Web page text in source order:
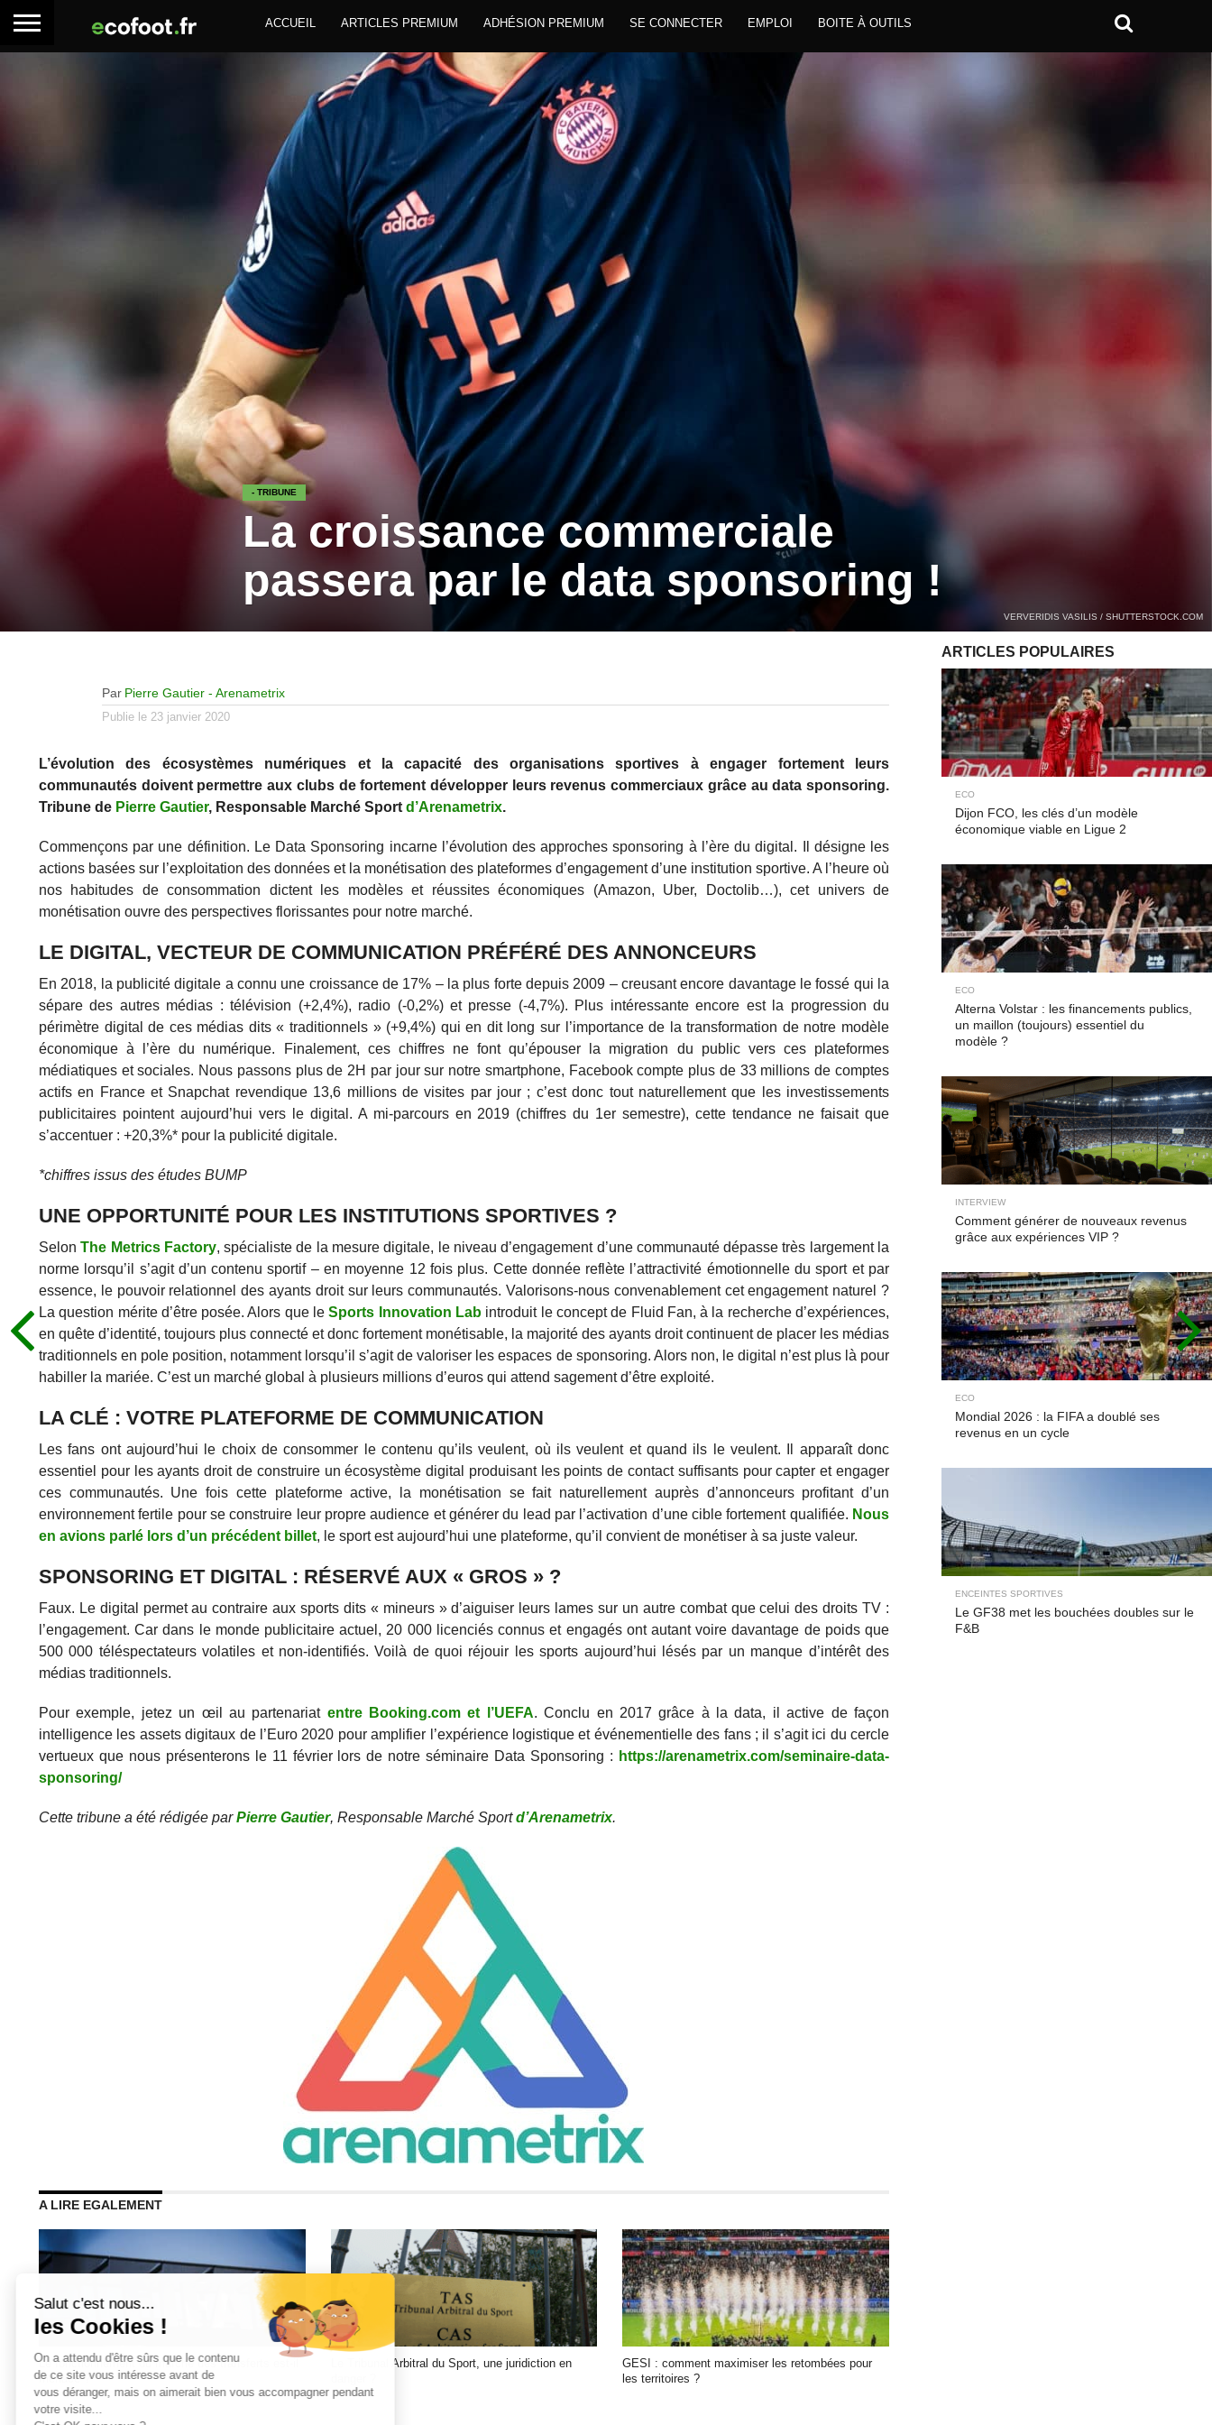
ACCUEIL ARTICLES PREMIUM ADHÉSION PREMIUM SE CONNECTER EMPLOI BOITE À OUTILS
- TRIBUNE
La croissance commerciale
passera par le data sponsoring !
VERVERIDIS VASILIS / SHUTTERSTOCK.COM
Par Pierre Gautier - Arenametrix
Publie le 23 janvier 2020
L’évolution des écosystèmes numériques et la capacité des organisations sportives à engager fortement leurs
communautés doivent permettre aux clubs de fortement développer leurs revenus commerciaux grâce au data sponsoring.
Tribune de Pierre Gautier, Responsable Marché Sport d’Arenametrix.
Commençons par une définition. Le Data Sponsoring incarne l’évolution des approches sponsoring à l’ère du digital. Il désigne les
actions basées sur l’exploitation des données et la monétisation des plateformes d’engagement d’une institution sportive. A l’heure où
nos habitudes de consommation dictent les modèles et réussites économiques (Amazon, Uber, Doctolib…), cet univers de
monétisation ouvre des perspectives florissantes pour notre marché.
LE DIGITAL, VECTEUR DE COMMUNICATION PRÉFÉRÉ DES ANNONCEURS
En 2018, la publicité digitale a connu une croissance de 17% – la plus forte depuis 2009 – creusant encore davantage le fossé qui la
sépare des autres médias : télévision (+2,4%), radio (-0,2%) et presse (-4,7%). Plus intéressante encore est la progression du
périmètre digital de ces médias dits « traditionnels » (+9,4%) qui en dit long sur l’importance de la transformation de notre modèle
économique à l’ère du numérique. Finalement, ces chiffres ne font qu’épouser la migration du public vers ces plateformes
médiatiques et sociales. Nous passons plus de 2H par jour sur notre smartphone, Facebook compte plus de 33 millions de comptes
actifs en France et Snapchat revendique 13,6 millions de visites par jour ; c’est donc tout naturellement que les investissements
publicitaires pointent aujourd’hui vers le digital. A mi-parcours en 2019 (chiffres du 1er semestre), cette tendance ne faisait que
s’accentuer : +20,3%* pour la publicité digitale.
*chiffres issus des études BUMP
UNE OPPORTUNITÉ POUR LES INSTITUTIONS SPORTIVES ?
SelonThe Metrics Factory, spécialiste de la mesure digitale, le niveau d’engagement d’une communauté dépasse très largement la
norme lorsqu’il s’agit d’un contenu sportif – en moyenne 12 fois plus. Cette donnée reflète l’attractivité émotionnelle du sport et par
essence, le pouvoir relationnel des ayants droit sur leurs communautés. Valorisons-nous convenablement cet engagement naturel ?
La question mérite d’être posée. Alors que leSports Innovation Lab introduit le concept de Fluid Fan, à la recherche d’expériences,
en quête d’identité, toujours plus connecté et donc fortement monétisable, la majorité des ayants droit continuent de placer les médias
traditionnels en pole position, notamment lorsqu’il s’agit de valoriser les espaces de sponsoring. Alors non, le digital n’est plus là pour
habiller la mariée. C’est un marché global à plusieurs millions d’euros qui attend sagement d’être exploité.
LA CLÉ : VOTRE PLATEFORME DE COMMUNICATION
Les fans ont aujourd’hui le choix de consommer le contenu qu’ils veulent, où ils veulent et quand ils le veulent. Il apparaît donc
essentiel pour les ayants droit de construire un écosystème digital produisant les points de contact suffisants pour capter et engager
ces communautés. Une fois cette plateforme active, la monétisation se fait naturellement auprès d’annonceurs profitant d’un
environnement fertile pour se construire leur propre audience et générer du lead par l’activation d’une cible fortement qualifiée. Nous
en avions parlé lors d’un précédent billet, le sport est aujourd’hui une plateforme, qu’il convient de monétiser à sa juste valeur.
SPONSORING ET DIGITAL : RÉSERVÉ AUX « GROS » ?
Faux. Le digital permet au contraire aux sports dits « mineurs » d’aiguiser leurs lames sur un autre combat que celui des droits TV :
l’engagement. Car dans le monde publicitaire actuel, 20 000 licenciés connus et engagés ont autant voire davantage de poids que
500 000 téléspectateurs volatiles et non-identifiés. Voilà de quoi réjouir les sports aujourd’hui lésés par un manque d’intérêt des
médias traditionnels.
Pour exemple, jetez un œil au partenariat entre Booking.com et l’UEFA. Conclu en 2017 grâce à la data, il active de façon
intelligence les assets digitaux de l’Euro 2020 pour amplifier l’expérience logistique et événementielle des fans ; il s’agit ici du cercle
vertueux que nous présenterons le 11 février lors de notre séminaire Data Sponsoring : https://arenametrix.com/seminaire-data-
sponsoring/
Cette tribune a été rédigée parPierre Gautier, Responsable Marché Sportd’Arenametrix.
A LIRE EGALEMENT
Le fonctionnement du marché des transferts est-il
menacé ?
Le Tribunal Arbitral du Sport, une juridiction en
GESI : comment maximiser les retombées pour
les territoires ?
ARTICLES POPULAIRES
ECO
Dijon FCO, les clés d’un modèle
économique viable en Ligue 2
ECO
Alterna Volstar : les financements publics,
un maillon (toujours) essentiel du
modèle ?
INTERVIEW
Comment générer de nouveaux revenus
grâce aux expériences VIP ?
ECO
Mondial 2026 : la FIFA a doublé ses
revenus en un cycle
ENCEINTES SPORTIVES
Le GF38 met les bouchées doubles sur le
F&B